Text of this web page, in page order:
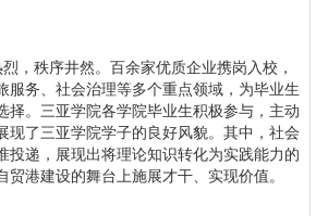
秩序井然。百余家优质企业携岗入校，
服务、社会治理等多个重点领域，为毕业生
择。三亚学院各学院毕业生积极参与，主动
现了三亚学院学子的良好风貌。其中，社会
投递，展现出将理论知识转化为实践能力的
港建设的舞台上施展才干、实现价值。